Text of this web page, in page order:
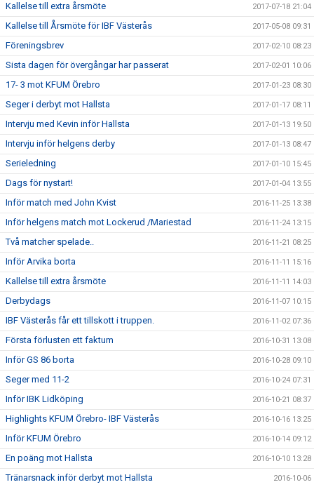
Kallelse till extra årsmöte 2017-07-18 21:04
Kallelse till Årsmöte för IBF Västerås 2017-05-08 09:31
Föreningsbrev 2017-02-10 08:23
Sista dagen för övergångar har passerat 2017-02-01 10:06
17- 3 mot KFUM Örebro 2017-01-23 08:30
Seger i derbyt mot Hallsta 2017-01-17 08:11
Intervju med Kevin inför Hallsta 2017-01-13 19:50
Intervju inför helgens derby 2017-01-13 08:47
Serieledning 2017-01-10 15:45
Dags för nystart! 2017-01-04 13:55
Inför match med John Kvist 2016-11-25 13:38
Inför helgens match mot Lockerud /Mariestad 2016-11-24 13:15
Två matcher spelade.. 2016-11-21 08:25
Inför Arvika borta 2016-11-11 15:16
Kallelse till extra årsmöte 2016-11-11 14:03
Derbydags 2016-11-07 10:15
IBF Västerås får ett tillskott i truppen. 2016-11-02 07:36
Första förlusten ett faktum 2016-10-31 13:08
Inför GS 86 borta 2016-10-28 09:10
Seger med 11-2 2016-10-24 07:31
Inför IBK Lidköping 2016-10-21 08:37
Highlights KFUM Örebro- IBF Västerås 2016-10-16 13:25
Inför KFUM Örebro 2016-10-14 09:12
En poäng mot Hallsta 2016-10-10 13:28
Tränarsnack inför derbyt mot Hallsta 2016-10-06